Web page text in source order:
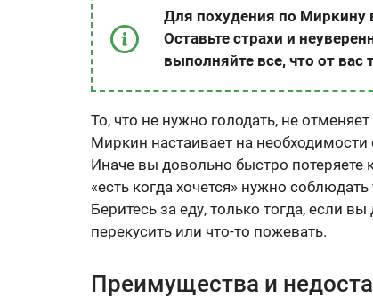
Для похудения по Миркину
Оставьте страхи и
выполняйте все, что от вас
То, что не нужно голодать, не
Миркин настаивает на необходимости
Иначе вы довольно быстро потеряете
«есть когда хочется» нужно
Беритесь за еду, только тогда, если
перекусить или что-то пожевать.
Преимущества и